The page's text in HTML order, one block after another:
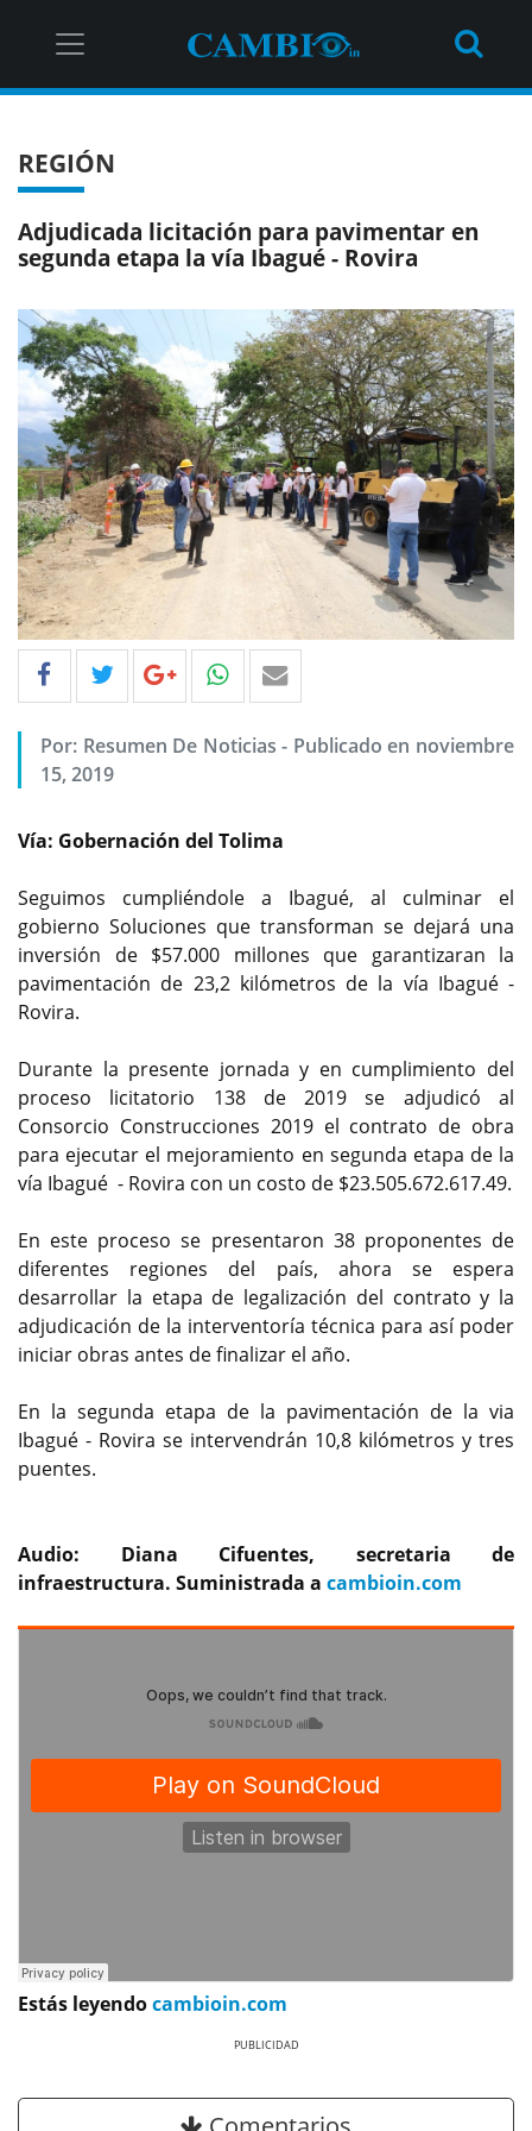
REGIÓN
Adjudicada licitación para pavimentar en
segunda etapa la vía Ibagué - Rovira
Por: Resumen De Noticias - Publicado en noviembre
15, 2019
Vía: Gobernación del Tolima
Seguimos cumpliéndole a Ibagué, al culminar el
gobierno Soluciones que transforman se dejará una
inversión de $57.000 millones que garantizaran la
pavimentación de 23,2 kilómetros de la vía Ibagué -
Rovira.
Durante la presente jornada y en cumplimiento del
proceso licitatorio 138 de 2019 se adjudicó al
Consorcio Construcciones 2019 el contrato de obra
para ejecutar el mejoramiento en segunda etapa de la
vía Ibagué - Rovira con un costo de $23.505.672.617.49.
En este proceso se presentaron 38 proponentes de
diferentes regiones del país, ahora se espera
desarrollar la etapa de legalización del contrato y la
adjudicación de la interventoría técnica para así poder
iniciar obras antes de finalizar el año.
En la segunda etapa de la pavimentación de la via
Ibagué - Rovira se intervendrán 10,8 kilómetros y tres
puentes.
Audio: Diana Cifuentes, secretaria de
infraestructura. Suministrada a cambioin.com
Estás leyendocambioin.com